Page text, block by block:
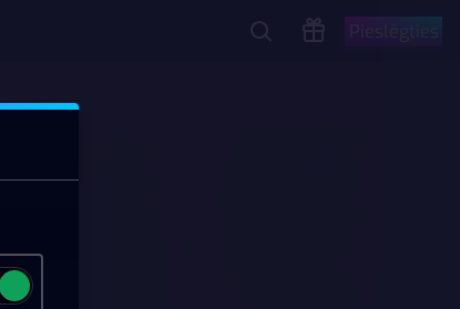
Pieslēgties